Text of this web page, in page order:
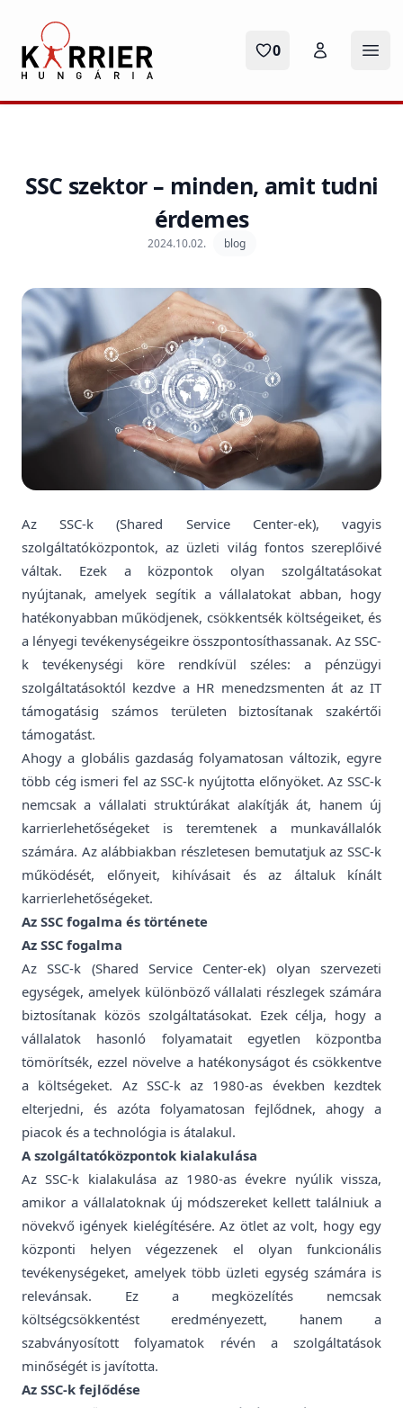
Karrier Hungária
0
SSC szektor – minden, amit tudni
érdemes
2024.10.02. blog
Az SSC-k (Shared Service Center-ek), vagyis
szolgáltatóközpontok, az üzleti világ fontos szereplőivé
váltak. Ezek a központok olyan szolgáltatásokat
nyújtanak, amelyek segítik a vállalatokat abban, hogy
hatékonyabban működjenek, csökkentsék költségeiket, és
a lényegi tevékenységeikre összpontosíthassanak. Az SSC-
k tevékenységi köre rendkívül széles: a pénzügyi
szolgáltatásoktól kezdve a HR menedzsmenten át az IT
támogatásig számos területen biztosítanak szakértői
támogatást.
Ahogy a globális gazdaság folyamatosan változik, egyre
több cég ismeri fel az SSC-k nyújtotta előnyöket. Az SSC-k
nemcsak a vállalati struktúrákat alakítják át, hanem új
karrierlehetőségeket is teremtenek a munkavállalók
számára. Az alábbiakban részletesen bemutatjuk az SSC-k
működését, előnyeit, kihívásait és az általuk kínált
karrierlehetőségeket.
Az SSC fogalma és története
Az SSC fogalma
Az SSC-k (Shared Service Center-ek) olyan szervezeti
egységek, amelyek különböző vállalati részlegek számára
biztosítanak közös szolgáltatásokat. Ezek célja, hogy a
vállalatok hasonló folyamatait egyetlen központba
tömörítsék, ezzel növelve a hatékonyságot és csökkentve
a költségeket. Az SSC-k az 1980-as években kezdtek
elterjedni, és azóta folyamatosan fejlődnek, ahogy a
piacok és a technológia is átalakul.
A szolgáltatóközpontok kialakulása
Az SSC-k kialakulása az 1980-as évekre nyúlik vissza,
amikor a vállalatoknak új módszereket kellett találniuk a
növekvő igények kielégítésére. Az ötlet az volt, hogy egy
központi helyen végezzenek el olyan funkcionális
tevékenységeket, amelyek több üzleti egység számára is
relevánsak. Ez a megközelítés nemcsak
költségcsökkentést eredményezett, hanem a
szabványosított folyamatok révén a szolgáltatások
minőségét is javította.
Az SSC-k fejlődése